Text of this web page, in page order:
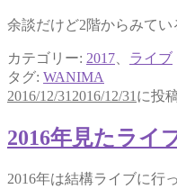
余談だけど2階からみて
カテゴリー: 2017
ライブ
タグ: WANIMA
2016/12/31 2016/12/31 に投
2016年見たライ
2016年は結構ライブに行